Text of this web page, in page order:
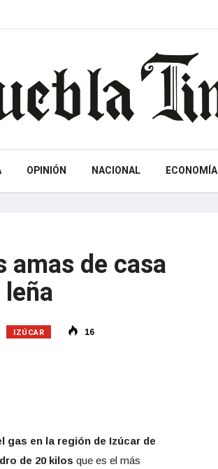
OPINIÓN NACIONAL ECONOMÍA
amas de casa
IZÚCAR 16
gas en la región de Izúcar de
de 20 kilos que es el más